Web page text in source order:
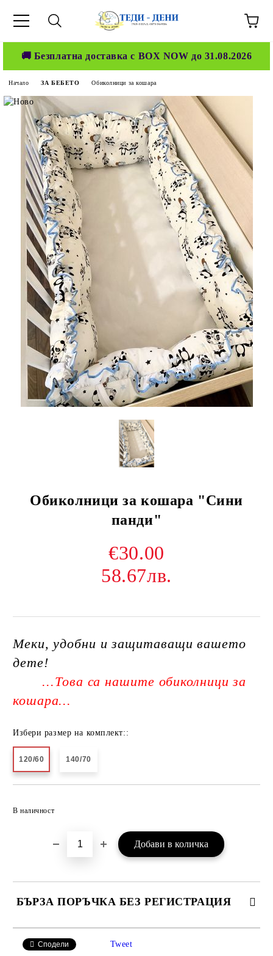
🚚 Безплатна доставка с BOX NOW до 31.08.2026
Начало ЗА БЕБЕТО Обиколници за кошара
Обиколници за кошара "Сини
панди"
€30.00
58.67лв.
Меки, удобни и защитаващи вашето
дете!
...Това са нашите обиколници за
кошара...
Избери размер на комплект::
120/60 140/70
В наличност
БЪРЗА ПОРЪЧКА БЕЗ РЕГИСТРАЦИЯ
Сподели Tweet